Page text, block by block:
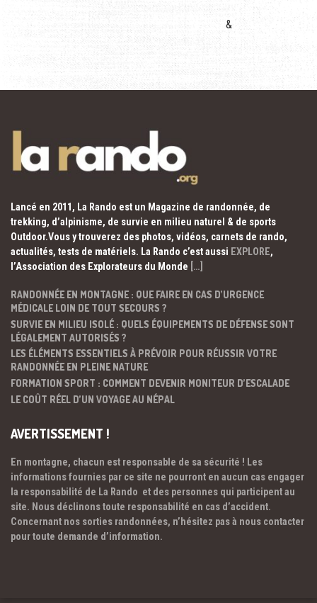
&
Lancé en 2011, La Rando est un Magazine de randonnée, de
trekking, d’alpinisme, de survie en milieu naturel & de sports
Outdoor.Vous y trouverez des photos, vidéos, carnets de rando,
actualités, tests de matériels. La Rando c’est aussi EXPLORE,
l’Association des Explorateurs du Monde […]
RANDONNÉE EN MONTAGNE : QUE FAIRE EN CAS D’URGENCE
MÉDICALE LOIN DE TOUT SECOURS ?
SURVIE EN MILIEU ISOLÉ : QUELS ÉQUIPEMENTS DE DÉFENSE SONT
LÉGALEMENT AUTORISÉS ?
LES ÉLÉMENTS ESSENTIELS À PRÉVOIR POUR RÉUSSIR VOTRE
RANDONNÉE EN PLEINE NATURE
FORMATION SPORT : COMMENT DEVENIR MONITEUR D’ESCALADE
LE COÛT RÉEL D’UN VOYAGE AU NÉPAL
AVERTISSEMENT !
En montagne, chacun est responsable de sa sécurité ! Les
informations fournies par ce site ne pourront en aucun cas engager
la responsabilité de La Rando et des personnes qui participent au
site. Nous déclinons toute responsabilité en cas d’accident.
Concernant nos sorties randonnées, n’hésitez pas à nous contacter
pour toute demande d’information.